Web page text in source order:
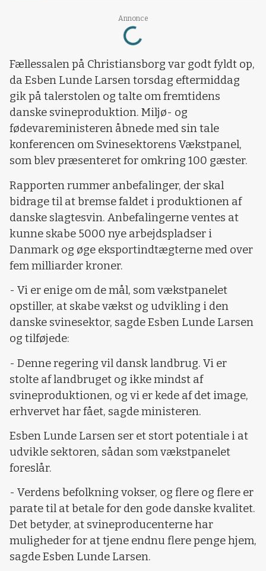
Annonce
Loading...
Fællessalen på Christiansborg var godt fyldt op,
da Esben Lunde Larsen torsdag eftermiddag
gik på talerstolen og talte om fremtidens
danske svineproduktion. Miljø- og
fødevareministeren åbnede med sin tale
konferencen om Svinesektorens Vækstpanel,
som blev præsenteret for omkring 100 gæster.
Rapporten rummer anbefalinger, der skal
bidrage til at bremse faldet i produktionen af
danske slagtesvin. Anbefalingerne ventes at
kunne skabe 5000 nye arbejdspladser i
Danmark og øge eksportindtægterne med over
fem milliarder kroner.
- Vi er enige om de mål, som vækstpanelet
opstiller, at skabe vækst og udvikling i den
danske svinesektor, sagde Esben Lunde Larsen
og tilføjede:
- Denne regering vil dansk landbrug. Vi er
stolte af landbruget og ikke mindst af
svineproduktionen, og vi er kede af det image,
erhvervet har fået, sagde ministeren.
Esben Lunde Larsen ser et stort potentiale i at
udvikle sektoren, sådan som vækstpanelet
foreslår.
- Verdens befolkning vokser, og flere og flere er
parate til at betale for den gode danske kvalitet.
Det betyder, at svineproducenterne har
muligheder for at tjene endnu flere penge hjem,
sagde Esben Lunde Larsen.